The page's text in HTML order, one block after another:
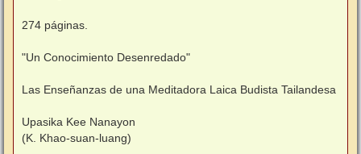
274 páginas.
"Un Conocimiento Desenredado"
Las Enseñanzas de una Meditadora Laica Budista Tailandesa
Upasika Kee Nanayon
(K. Khao-suan-luang)